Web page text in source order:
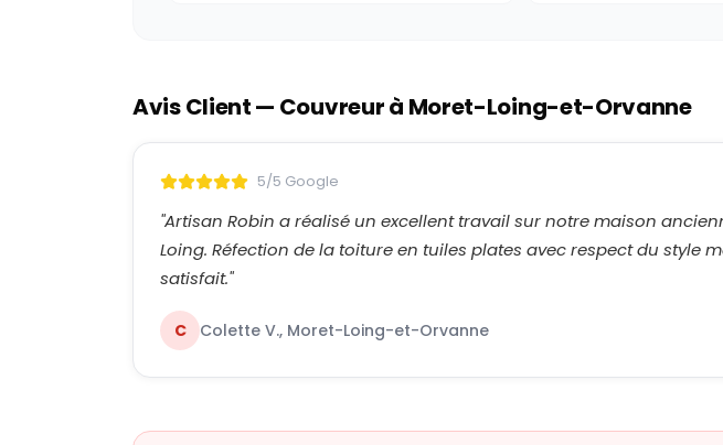
Avis Client — Couvreur à Moret-Loing-et-Orvanne
5/5 Google
"Artisan Robin a réalisé un excellent travail sur notre maison
Loing. Réfection de la toiture en tuiles plates avec respect du style
satisfait."
C Colette V., Moret-Loing-et-Orvanne